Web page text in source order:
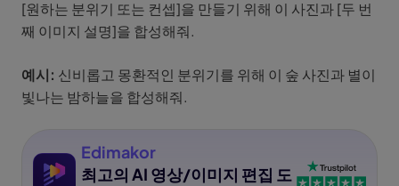
[원하는 분위기 또는 컨셉]을 만들기 위해 이 사진과 [두 번
째 이미지 설명]을 합성해줘.
예시: 신비롭고 몽환적인 분위기를 위해 이 숲 사진과 별이
빛나는 밤하늘을 합성해줘.
Edimakor
최고의 AI 영상/이미지 편집 도